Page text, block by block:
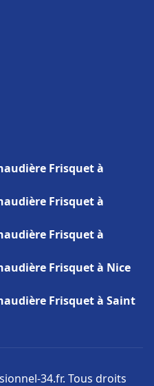
Frisquet à
Frisquet à
Frisquet à
Frisquet à Nice
Frisquet à Saint
34.fr. Tous droits